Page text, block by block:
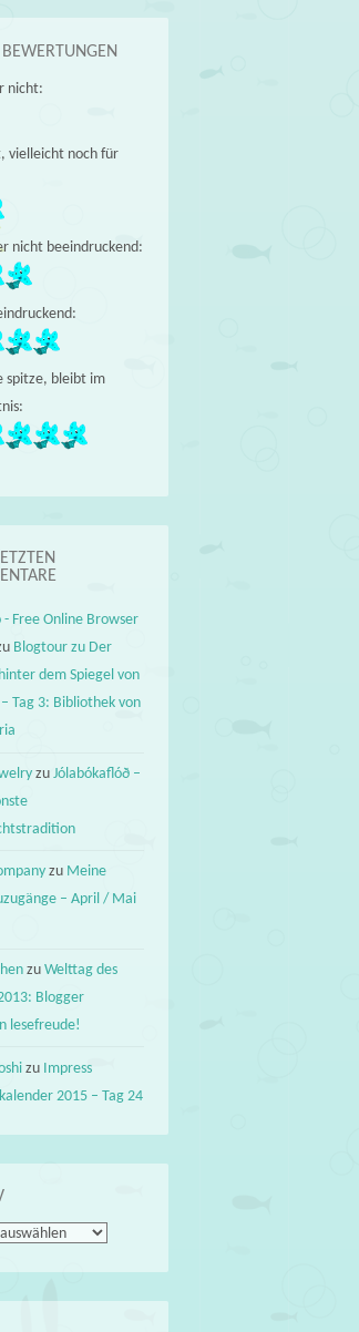
nicht:
vielleicht noch für
nicht beeindruckend:
spitze, bleibt im
- Free Online Browser
Blogtour zu Der
dem Spiegel von
Tag 3: Bibliothek von
zuJólabókaflóð –
zu Meine
– April / Mai
zuWelttag des
Blogger
lesefreude!
zu Impress
2015 – Tag 24